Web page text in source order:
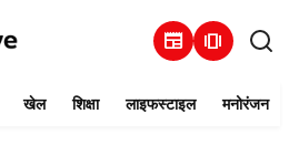
newspaper amp_stories
खेल शिक्षा लाइफस्टाइल मनोरंजन